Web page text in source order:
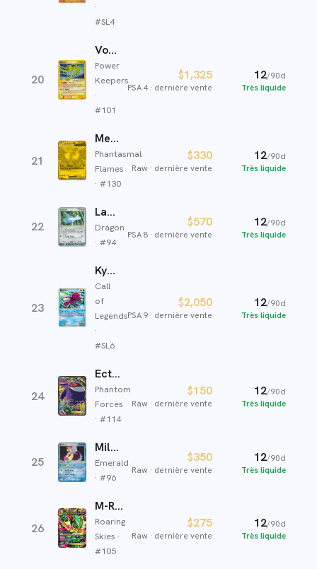
·
#SL4
20
Voltali
Power
Keepers
·
#101
$1,325
PSA 4· dernière vente
12/90d
Très liquide
21
Mega Charizard X ex
Phantasmal
Flames
· #130
$330
Raw · dernière vente
12/90d
Très liquide
22
Latios ex
Dragon
· #94
$570
PSA 8 · dernière vente
12/90d
Très liquide
23
Kyogre
Call
of
Legends
·
#SL6
$2,050
PSA 9 · dernière vente
12/90d
Très liquide
24
Ectoplasma EX
Phantom
Forces
· #114
$150
Raw · dernière vente
12/90d
Très liquide
25
Milobellus ex
Emerald
· #96
$350
Raw · dernière vente
12/90d
Très liquide
26
M-Rayquaza EX
Roaring
Skies ·
#105
$275
Raw · dernière vente
12/90d
Très liquide